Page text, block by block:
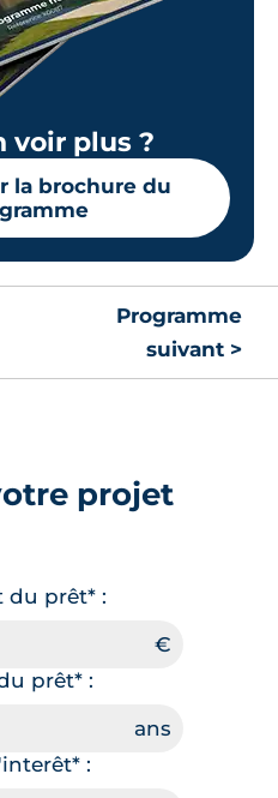
voir plus ?
la brochure du
Programme
suivant >
projet
du prêt* :
prêt* :
: